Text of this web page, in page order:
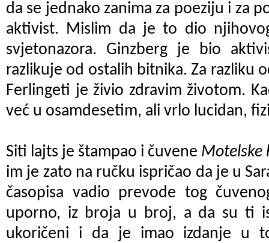
da se jednako zanima za poeziju i za
aktivist. Mislim da je to dio
svjetonazora. Ginzberg je bio
razlikuje od ostalih bitnika. Za razliku
Ferlingeti je živio zdravim životom.
već u osamdesetim, ali vrlo lucidan,
Siti lajts je štampao i čuvene Motelske
im je zato na ručku ispričao da je u
časopisa vadio prevode tog
uporno, iz broja u broj, a da su ti
ukoričeni i da je imao izdanje u